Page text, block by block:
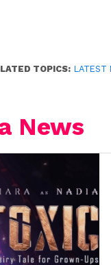
TOPICS: LATEST
News